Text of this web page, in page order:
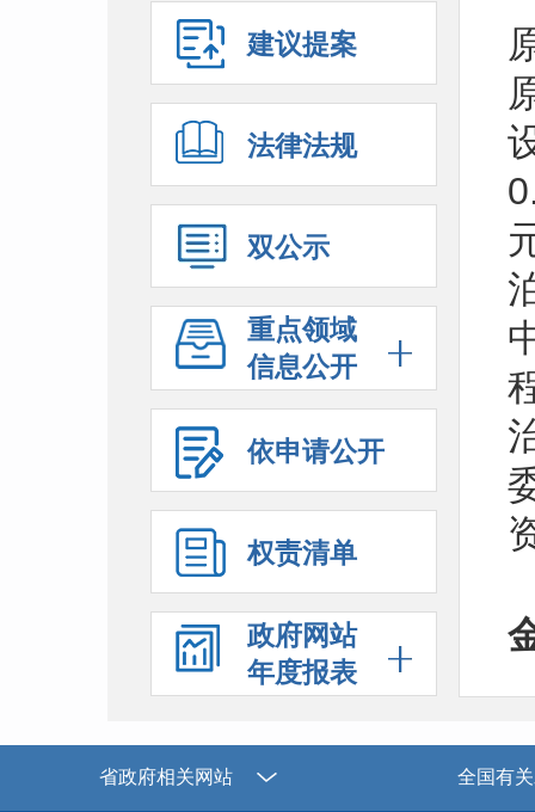
建议提案
法律法规
双公示
重点领域
信息公开
依申请公开
权责清单
政府网站
年度报表
省政府相关网站 全国有